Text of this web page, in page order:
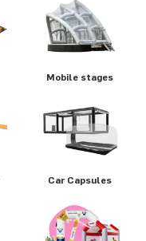
Mobile stages
Car Capsules